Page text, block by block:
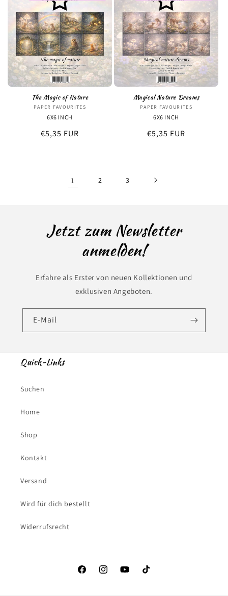
The Magic of Nature
Anbieter:
PAPER FAVOURITES
6X6 INCH
Normaler
€5,35 EUR
Magical Nature Dreams
Anbieter:
PAPER FAVOURITES
6X6 INCH
Normaler
€5,35 EUR
1 2 3
Jetzt zum Newsletter
anmelden!
Erfahre als Erster von neuen Kollektionen und
exklusiven Angeboten.
E-Mail
Quick-Links
Suchen
Home
Shop
Kontakt
Versand
Wird für dich bestellt
Widerrufsrecht
FacebookInstagramYouTubeTikTok